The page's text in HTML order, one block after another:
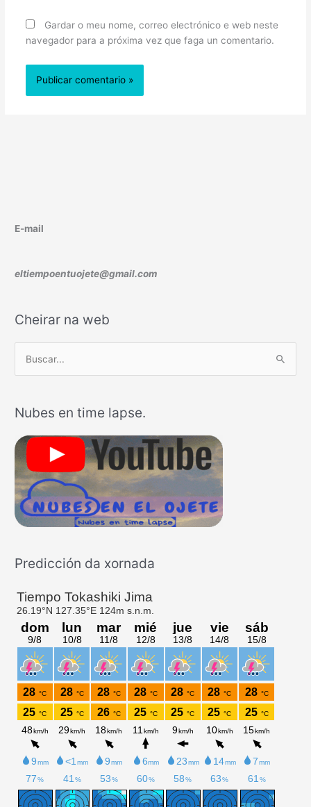
Gardar o meu nome, correo electrónico e web neste
navegador para a próxima vez que faga un comentario.
E-mail
eltiempoentuojete@gmail.com
Cheirar na web
c
a
p
o
r
Nubes en time lapse.
Predicción da xornada